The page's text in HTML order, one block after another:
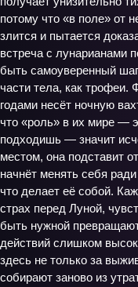
потому что «в поле» от
злится и пытается
встреча с лунарианами
быть самоуверенный
части тела, как трофеи.
годами несёт ночную
что «роль» в их мире —
подходишь — значит
местом, она подставит
начнёт менять себя
что делает её собой.
страх перед Луной,
быть нужной
действий слишком
здесь не только за
собирают заново из